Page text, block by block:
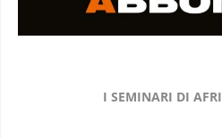
I SEMINARI DI